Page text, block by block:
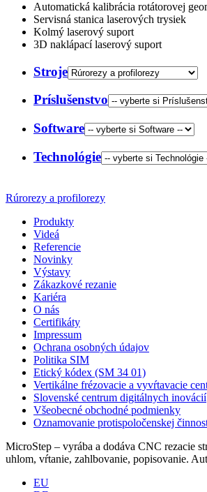
Automatická kalibrácia rotátorovej
Servisná stanica laserových trysiek
Kolmý laserový suport
3D naklápací laserový suport
Stroje
Príslušenstvo
Software
Technológie
Rúrorezy a profilorezy
Produkty
Videá
Referencie
Novinky
Výstavy
Zákazkové rezanie
Kariéra
O nás
Certifikáty
Impressum
Ochrana osobných údajov
Politika SIM
Etický kódex (SM 34 01)
Vertikálne frézovacie a vyvŕtavacie
Slovenské centrum digitálnych inovácií
Všeobecné obchodné podmienky
Oznamovanie protispoločenskej
MicroStep – vyrába a dodáva CNC rezacie
uhlom, vŕtanie, zahlbovanie, popisovanie.
EU